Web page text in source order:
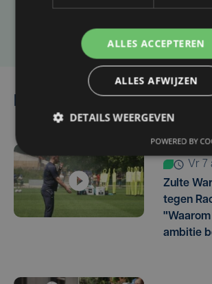
Lees ook
vr
Zulte
tegen
ambitie
ALLES ACCEPTEREN
ALLES AFWIJZEN
DETAILS WEERGEVEN
POWERED BY